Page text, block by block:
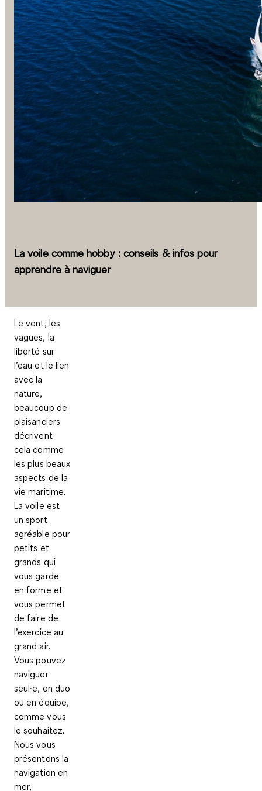
La voile comme hobby : conseils & infos pour
apprendre à naviguer
Le vent, les
vagues, la
liberté sur
l’eau et le lien
avec la
nature,
beaucoup de
plaisanciers
décrivent
cela comme
les plus beaux
aspects de la
vie maritime.
La voile est
un sport
agréable pour
petits et
grands qui
vous garde
en forme et
vous permet
de faire de
l’exercice au
grand air.
Vous pouvez
naviguer
seul·e, en duo
ou en équipe,
comme vous
le souhaitez.
Nous vous
présentons la
navigation en
mer,